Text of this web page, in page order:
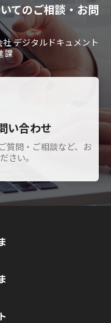
てのご相談・お問
デジタルドキュメント
課
い合わせ
問・ご相談など、お
さい。